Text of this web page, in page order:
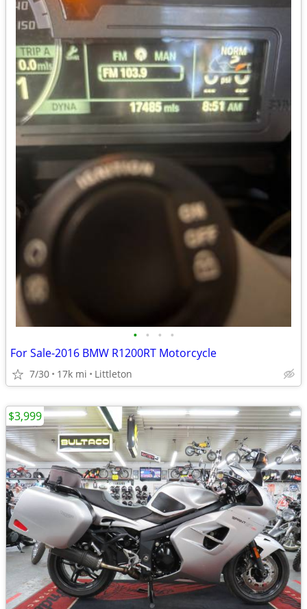
• • • •
For Sale-2016 BMW R1200RT Motorcycle
7/30 17k mi Littleton
$3,999